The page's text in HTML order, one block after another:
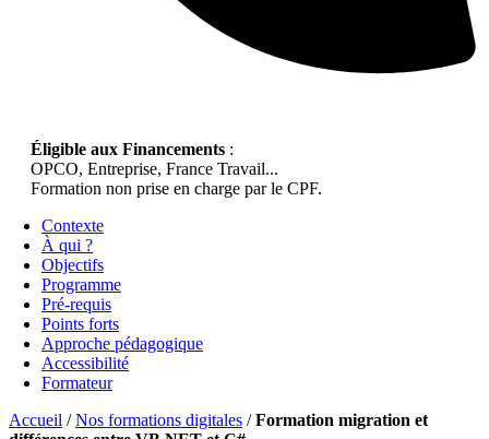
Éligible aux Financements :
OPCO, Entreprise, France Travail...
Formation non prise en charge par le CPF.
Contexte
À qui ?
Objectifs
Programme
Pré-requis
Points forts
Approche pédagogique
Accessibilité
Formateur
Accueil /Nos formations digitales /Formation migration et